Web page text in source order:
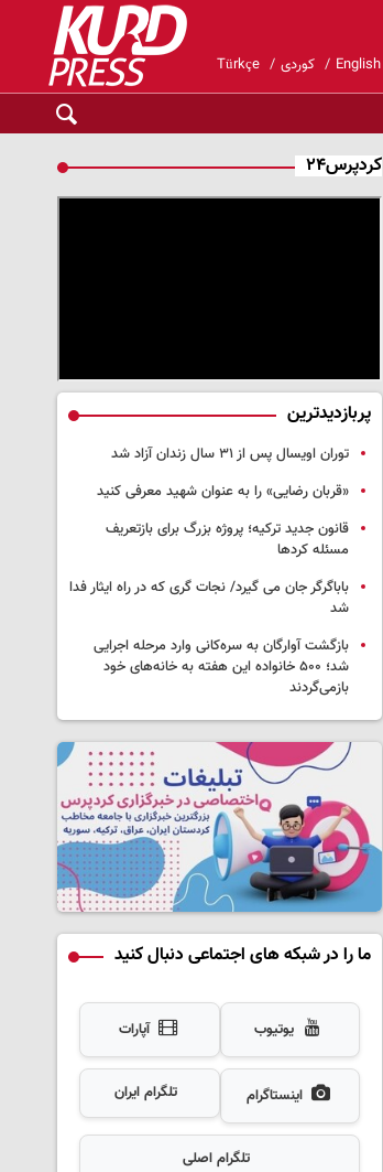
English کوردی Türkçe
کردپرس۲۴
پربازدیدترین
توران اویسال پس از ۳۱ سال زندان آزاد شد
«قربان رضایی» را به عنوان شهید معرفی کنید
قانون جدید ترکیه؛ پروژه بزرگ‌ برای بازتعریف
مسئله کردها
باباگرگر جان می گیرد/ نجات گری که در راه ایثار فدا
شد
بازگشت آوارگان به سره‌کانی وارد مرحله اجرایی
شد؛ ۵۰۰ خانواده این هفته به خانه‌های خود
بازمی‌گردند
ما را در شبکه های اجتماعی دنبال کنید
یوتیوب آپارات
اینستاگرام تلگرام ایران
تلگرام اصلی